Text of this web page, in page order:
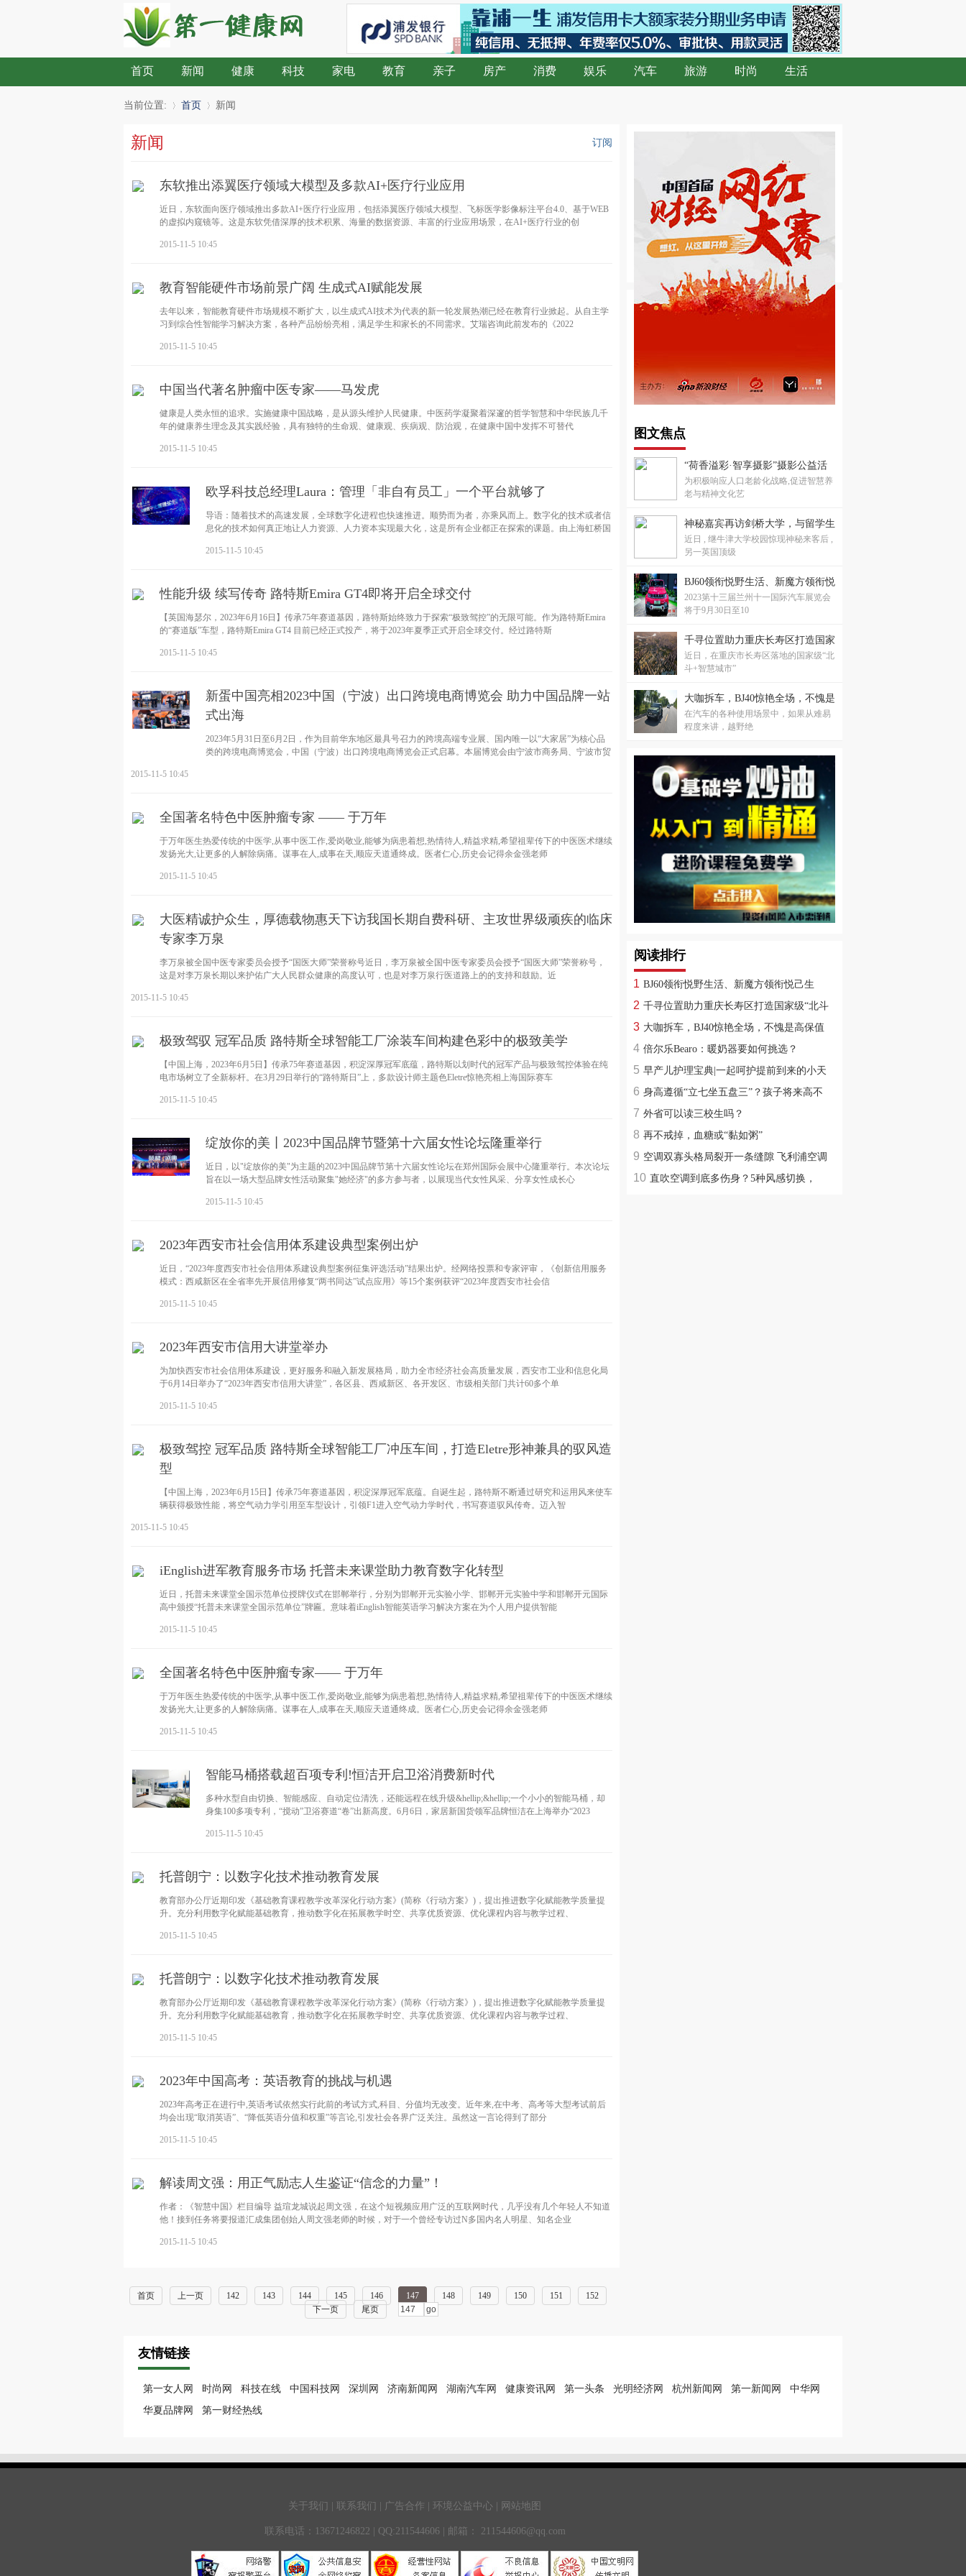
首页 新闻 健康 科技 家电 教育 亲子 房产 消费 娱乐 汽车 旅游 时尚 生活
当前位置: 首页 新闻
订阅
新闻
东软推出添翼医疗领域大模型及多款AI+医疗行业应用
近日，东软面向医疗领域推出多款AI+医疗行业应用，包括添翼医疗领域大模型、飞标医学影像标注平台4.0、基于WEB
的虚拟内窥镜等。这是东软凭借深厚的技术积累、海量的数据资源、丰富的行业应用场景，在AI+医疗行业的创
2015-11-5 10:45
教育智能硬件市场前景广阔 生成式AI赋能发展
去年以来，智能教育硬件市场规模不断扩大，以生成式AI技术为代表的新一轮发展热潮已经在教育行业掀起。从自主学
习到综合性智能学习解决方案，各种产品纷纷亮相，满足学生和家长的不同需求。艾瑞咨询此前发布的《2022
2015-11-5 10:45
中国当代著名肿瘤中医专家——马发虎
健康是人类永恒的追求。实施健康中国战略，是从源头维护人民健康。中医药学凝聚着深邃的哲学智慧和中华民族几千
年的健康养生理念及其实践经验，具有独特的生命观、健康观、疾病观、防治观，在健康中国中发挥不可替代
2015-11-5 10:45
欧孚科技总经理Laura：管理「非自有员工」一个平台就够了
导语：随着技术的高速发展，全球数字化进程也快速推进。顺势而为者，亦乘风而上。数字化的技术或者信
息化的技术如何真正地让人力资源、人力资本实现最大化，这是所有企业都正在探索的课题。由上海虹桥国
2015-11-5 10:45
性能升级 续写传奇 路特斯Emira GT4即将开启全球交付
【英国海瑟尔，2023年6月16日】传承75年赛道基因，路特斯始终致力于探索“极致驾控”的无限可能。作为路特斯Emira
的“赛道版”车型，路特斯Emira GT4 目前已经正式投产，将于2023年夏季正式开启全球交付。经过路特斯
2015-11-5 10:45
新蛋中国亮相2023中国（宁波）出口跨境电商博览会 助力中国品牌一站
式出海
2023年5月31日至6月2日，作为目前华东地区最具号召力的跨境高端专业展、国内唯一以“大家居”为核心品
类的跨境电商博览会，中国（宁波）出口跨境电商博览会正式启幕。本届博览会由宁波市商务局、宁波市贸
2015-11-5 10:45
全国著名特色中医肿瘤专家 —— 于万年
于万年医生热爱传统的中医学,从事中医工作,爱岗敬业,能够为病患着想,热情待人,精益求精,希望祖辈传下的中医医术继续
发扬光大,让更多的人解除病痛。谋事在人,成事在天,顺应天道通终成。医者仁心,历史会记得余金强老师
2015-11-5 10:45
大医精诚护众生，厚德载物惠天下访我国长期自费科研、主攻世界级顽疾的临床
专家李万泉
李万泉被全国中医专家委员会授予“国医大师”荣誉称号近日，李万泉被全国中医专家委员会授予“国医大师”荣誉称号，
这是对李万泉长期以来护佑广大人民群众健康的高度认可，也是对李万泉行医道路上的的支持和鼓励。近
2015-11-5 10:45
极致驾驭 冠军品质 路特斯全球智能工厂涂装车间构建色彩中的极致美学
【中国上海，2023年6月5日】传承75年赛道基因，积淀深厚冠军底蕴，路特斯以划时代的冠军产品与极致驾控体验在纯
电市场树立了全新标杆。在3月29日举行的“路特斯日”上，多款设计师主题色Eletre惊艳亮相上海国际赛车
2015-11-5 10:45
绽放你的美丨2023中国品牌节暨第十六届女性论坛隆重举行
近日，以"绽放你的美"为主题的2023中国品牌节第十六届女性论坛在郑州国际会展中心隆重举行。本次论坛
旨在以一场大型品牌女性活动聚集"她经济"的多方参与者，以展现当代女性风采、分享女性成长心
2015-11-5 10:45
2023年西安市社会信用体系建设典型案例出炉
近日，“2023年度西安市社会信用体系建设典型案例征集评选活动”结果出炉。经网络投票和专家评审，《创新信用服务
模式：西咸新区在全省率先开展信用修复“两书同达”试点应用》等15个案例获评“2023年度西安市社会信
2015-11-5 10:45
2023年西安市信用大讲堂举办
为加快西安市社会信用体系建设，更好服务和融入新发展格局，助力全市经济社会高质量发展，西安市工业和信息化局
于6月14日举办了“2023年西安市信用大讲堂”，各区县、西咸新区、各开发区、市级相关部门共计60多个单
2015-11-5 10:45
极致驾控 冠军品质 路特斯全球智能工厂冲压车间，打造Eletre形神兼具的驭风造
型
【中国上海，2023年6月15日】传承75年赛道基因，积淀深厚冠军底蕴。自诞生起，路特斯不断通过研究和运用风来使车
辆获得极致性能，将空气动力学引用至车型设计，引领F1进入空气动力学时代，书写赛道驭风传奇。迈入智
2015-11-5 10:45
iEnglish进军教育服务市场 托普未来课堂助力教育数字化转型
近日，托普未来课堂全国示范单位授牌仪式在邯郸举行，分别为邯郸开元实验小学、邯郸开元实验中学和邯郸开元国际
高中颁授“托普未来课堂全国示范单位”牌匾。意味着iEnglish智能英语学习解决方案在为个人用户提供智能
2015-11-5 10:45
全国著名特色中医肿瘤专家—— 于万年
于万年医生热爱传统的中医学,从事中医工作,爱岗敬业,能够为病患着想,热情待人,精益求精,希望祖辈传下的中医医术继续
发扬光大,让更多的人解除病痛。谋事在人,成事在天,顺应天道通终成。医者仁心,历史会记得余金强老师
2015-11-5 10:45
智能马桶搭载超百项专利!恒洁开启卫浴消费新时代
多种水型自由切换、智能感应、自动定位清洗，还能远程在线升级&hellip;&hellip;一个小小的智能马桶，却
身集100多项专利，“搅动”卫浴赛道“卷”出新高度。6月6日，家居新国货领军品牌恒洁在上海举办“2023
2015-11-5 10:45
托普朗宁：以数字化技术推动教育发展
教育部办公厅近期印发《基础教育课程教学改革深化行动方案》(简称《行动方案》)，提出推进数字化赋能教学质量提
升。充分利用数字化赋能基础教育，推动数字化在拓展教学时空、共享优质资源、优化课程内容与教学过程、
2015-11-5 10:45
托普朗宁：以数字化技术推动教育发展
教育部办公厅近期印发《基础教育课程教学改革深化行动方案》(简称《行动方案》)，提出推进数字化赋能教学质量提
升。充分利用数字化赋能基础教育，推动数字化在拓展教学时空、共享优质资源、优化课程内容与教学过程、
2015-11-5 10:45
2023年中国高考：英语教育的挑战与机遇
2023年高考正在进行中,英语考试依然实行此前的考试方式,科目、分值均无改变。近年来,在中考、高考等大型考试前后
均会出现“取消英语”、“降低英语分值和权重”等言论,引发社会各界广泛关注。虽然这一言论得到了部分
2015-11-5 10:45
解读周文强：用正气励志人生鉴证“信念的力量”！
作者：《智慧中国》栏目编导 益瑄龙城说起周文强，在这个短视频应用广泛的互联网时代，几乎没有几个年轻人不知道
他！接到任务将要报道汇成集团创始人周文强老师的时候，对于一个曾经专访过N多国内名人明星、知名企业
2015-11-5 10:45
首页 上一页 142 143 144 145 146 147 148 149 150 151
152
下一页
尾页
图文焦点
“荷香溢彩·智享摄影”摄影公益活
动成功举办，共绘老龄生活新画卷
为积极响应人口老龄化战略,促进智慧养
老与精神文化艺
神秘嘉宾再访剑桥大学，与留学生
重叙康桥梦
近日 , 继牛津大学校园惊现神秘来客后 ,
另一英国顶级
BJ60领衔悦野生活、新魔方领衔悦
己生活，兰州十一国际车展不见不
散！
2023第十三届兰州十一国际汽车展览会
将于9月30日至10
千寻位置助力重庆长寿区打造国家
级“北斗+智慧城市”
近日，在重庆市长寿区落地的国家级“北
斗+智慧城市”
大咖拆车，BJ40惊艳全场，不愧是
高保值率神车
在汽车的各种使用场景中，如果从难易
程度来讲，越野绝
阅读排行
1 BJ60领衔悦野生活、新魔方领衔悦己生
活，兰州十一国际车展不见不散！
2 千寻位置助力重庆长寿区打造国家级“北斗
+智慧城市”
3 大咖拆车，BJ40惊艳全场，不愧是高保值
率神车
4 倍尔乐Bearo：暖奶器要如何挑选？
5 早产儿护理宝典|一起呵护提前到来的小天
使~
6 身高遵循“立七坐五盘三”？孩子将来高不
高，几个部位一目了然
7 外省可以读三校生吗？
8 再不戒掉，血糖或“黏如粥”
9 空调双寡头格局裂开一条缝隙 飞利浦空调
背后的资源重置
10 直吹空调到底多伤身？5种风感切换，
友情链接
第一女人网 时尚网 科技在线 中国科技网 深圳网 济南新闻网 湖南汽车网 健康资讯网 第一头条 光明经济网 杭州新闻网 第一新闻网
中华网
华夏品牌网
第一财经热线
关于我们 | 联系我们 | 广告合作 | 环境公益中心 | 网站地图
联系电话：13671246822 | QQ:211544606 | 邮箱： 211544606@qq.com